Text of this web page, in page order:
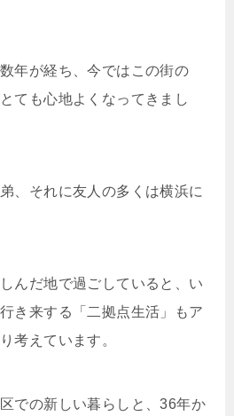
年が経ち、今ではこの街の
ても心地よくなってきまし
、それに友人の多くは横浜に
んだ地で過ごしていると、い
き来する「二拠点生活」もア
考えています。
での新しい暮らしと、36年か